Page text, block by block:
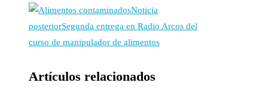
Noticia
posteriorSegunda entrega en Radio Arcos del
curso de manipulador de alimentos
Artículos relacionados